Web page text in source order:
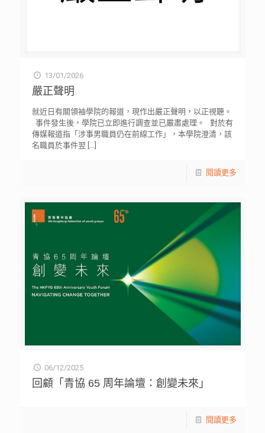
13/01/2026
嚴正聲明
就近日有關領袖學院的報道，現作出嚴正聲明，以正視聽。
事件發生後，學院已立即進行調查並已嚴肅處理。 對於有
傳媒報道指「涉事男職員仍在前線工作」，本學院澄清，該
名職員於事件翌 […]
閱讀更多
06/12/2025
回顧「青協 65 周年論壇：創變未來」
閱讀更多